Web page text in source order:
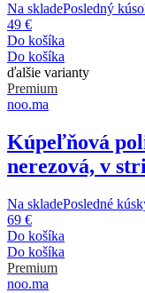
Na skladePosledný
49 €
Do košíka
Do košíka
ďalšie varianty
Premium
noo.ma
Kúpeľňová
nerezová, v
Na skladePosledné
69 €
Do košíka
Do košíka
Premium
noo.ma